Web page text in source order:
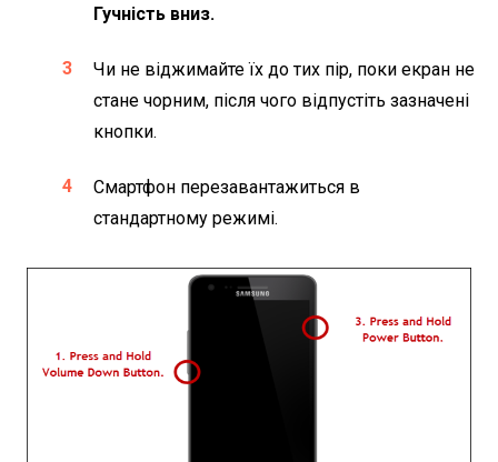
Гучність вниз.
Чи не віджимайте їх до тих пір, поки екран не
стане чорним, після чого відпустіть зазначені
кнопки.
Смартфон перезавантажиться в
стандартному режимі.